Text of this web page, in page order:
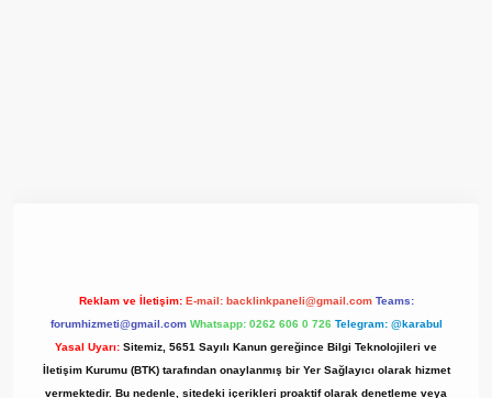
Reklam ve İletişim: E-mail: backlinkpaneli@gmail.com Teams:
forumhizmeti@gmail.com Whatsapp: 0262 606 0 726 Telegram: @karabul
Yasal Uyarı: Sitemiz, 5651 Sayılı Kanun gereğince Bilgi Teknolojileri ve
İletişim Kurumu (BTK) tarafından onaylanmış bir Yer Sağlayıcı olarak hizmet
vermektedir. Bu nedenle, sitedeki içerikleri proaktif olarak denetleme veya